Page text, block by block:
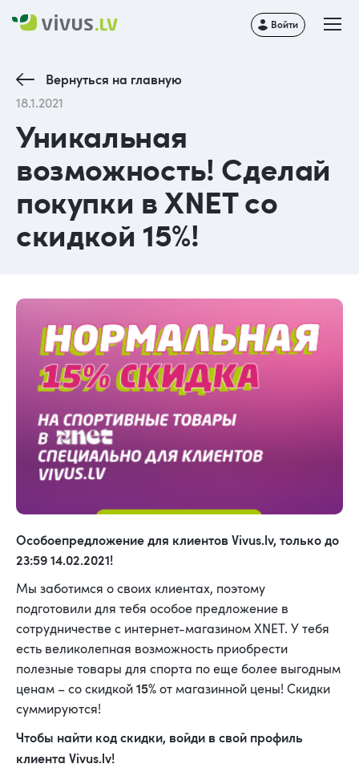
Войти
Вернуться на главную
18.1.2021
Уникальная
возможность! Сделай
покупки в XNET со
скидкой 15%!
Особоепредложение для клиентов Vivus.lv, только до
23:59 14.02.2021!
Мы заботимся о своих клиентах, поэтому
подготовили для тебя особое предложение в
сотрудничестве с интернет-магазином XNET. У тебя
есть великолепная возможность приобрести
полезные товары для спорта по еще более выгодным
ценам – со скидкой15%от магазинной цены! Скидки
суммируются!
Чтобы найти код скидки, войди в свой профиль
клиента Vivus.lv!